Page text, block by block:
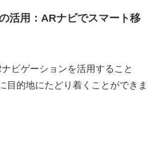
活用：ARナビでスマート移
ビゲーションを活用すること
目的地にたどり着くことができま